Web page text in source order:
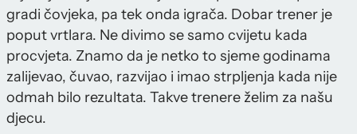
gradi čovjeka, pa tek onda igrača. Dobar trener je
poput vrtlara. Ne divimo se samo cvijetu kada
procvjeta. Znamo da je netko to sjeme godinama
zalijevao, čuvao, razvijao i imao strpljenja kada nije
odmah bilo rezultata. Takve trenere želim za našu
djecu.